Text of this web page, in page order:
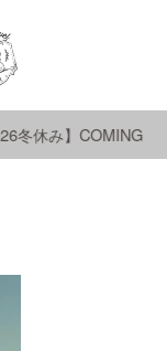
冬休み】COMING